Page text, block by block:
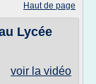
Haut de page
Lycée
voir la vidéo